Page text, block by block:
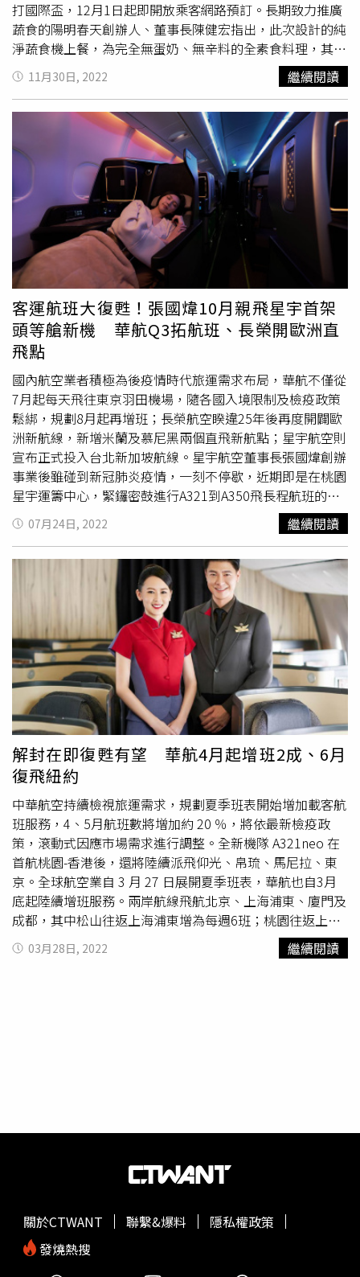
成或完成升級的旅遊設施，為香港的旅遊元素增添色彩，從
西九文化區的M+、香港故宮文化博物館，到第六代山頂纜
車、海洋公園水上樂園、迪士尼樂園全新多媒體夜間城堡匯
演—「迪士尼星夢光影之旅」，以及全面提升的維港海濱設
施及其他旅遊體驗等，相信能帶給旅客煥然一新的感覺。而
香港今年還預計舉辦超過250個不同主題的大型盛事和節日
活動，包括香港馬拉松、Clockenflap音樂節、巴塞爾香港
展會（Art Basel）、博物館高峰論壇、香港國際七人欖球
賽、香港美酒佳餚巡禮及香港跨年倒數等，展示香港的多元
魅力。有關「Hello Hong Kong」活動詳情，可上旅發局網
頁（www.discoverhongkong.com）查詢。東京晴空塔是
遊客造訪東京的熱門打卡點。（圖／©TCVB提供）另一方
面，中華航空與TokyoTokyo則聯手出招，只要購買中華航
空的東京機票，即有機會獲得東京機票乙張或TokyoTokyo
原創限定開運好禮！將日本航線列為重點主力的華航，繼與
高檔餐廳東京「燈燈庵」合作，將日本宴請貴客最具代表性
的會席料理搬上豪華商務艙、商務艙之後，再接再厲與東京
都合作，推出「買機票送機票」的優惠活動。華航這次與東
京旅遊形象品牌「TokyoTokyo」攜手，凡於即日起～2/28
期間下單東京機票且完成付款開票，即有機會抽到特獎「東
京來回經濟艙機票乙張」，還有多款精緻限定好禮送給買機
票遊東京的朋友，包括頭獎5名，獲贈TokyoTokyo東京傳統
工藝「江戶切子玻璃杯」；二獎10名，贈送TokyoTokyo東
京傳統工藝「江戸木目込木偶招財貓」；三獎25名，可獲
TokyoTokyo東京傳統工藝「江戶小紋零錢包」。活動詳情
可參考相關網址（https://www.ci-
tokyo.com/campaign/2023/），預計於活動結束後於3/10
前統一抽出並另行以Email或電話通知得獎人。
打國際盃，12月1日起即開放乘客網路預訂。長期致力推廣
蔬食的陽明春天創辦人、董事長陳健宏指出，此次設計的純
淨蔬食機上餐，為完全無蛋奶、無辛料的全素食料理，其中
還使用兩款植物肉品牌OMNI（香港社企Green Monday）
與NEO Foods（大成），希望藉己之力能擴大企業影響
力，讓生活中實踐蔬食永續更加容易，將善待地球環境想法
傳遞給更多人。華航空中商用品供應營銷處處長曹志芬表
示，華航持續力行「永續、環保、在地」精神，推出蔬食機
上餐多年來從大數據觀察點餐率增進到14%，且世界蔬食風
潮也非常盛行，因此主動邀請陽明春天共同推出系列機上獨
家料理「空中旅人純淨蔬食」，餐點將自 12 月 1 日起上
線。華航空中商用品供應營銷處處長曹志芬（左）、陽明春
天創辦人、董事長陳健宏（左二）共同主持「空中旅人純淨
蔬食」機上餐發表會。（圖／李蕙璇攝）有別於以往的東方
素食餐點，台灣地區出發的全艙等旅客皆能品嚐純淨蔬食米
其林綠星料理，豪華商務艙／商務艙、豪華經濟艙旅客可藉
由網路獨享餐或中式素食（VOML）預訂；經濟艙旅客則透
過特別餐中式素食（VOML）預訂。「空中旅人純淨蔬食」
餐點將自 12 月 1 日起上線，
合沙拉揭開序幕，包含特製水果莎莎山藥細麵、黑豆胡麻秋
葵、松子味噌黃瓜及橙蜜香蘋石蓮花等繽紛前菜；主菜打破
以往中式素食料理烹調思維，以松露炊飯搭配法式芥子醬新
魚排，淺嚐入口回味無窮；湯品則是精選十多種珍貴中藥材
熬煮而成的首烏養生湯。豪華經濟艙以水果莎莎松子味噌黃
瓜與橙蜜香蘋秋葵為前菜，搭配經濟艙四種隨機主菜如紅醬
植物肉貝殼麵、白醬植物排藜麥飯、咖哩杏鮑菇燴飯及紅燒
植物肉薑黃飯。華航機上提供多元化的餐飲服務，除全新上
線的「空中旅人純淨蔬食」（中式素食-VOML）外，尚有西
方素食、西式乳蛋類素食、印度素食、水果餐、嬰幼兒餐及
各式調養餐等多達20種特別餐點，旅客可依宗教、健康或嬰
幼兒等特殊需求選用。
11月30日, 2022 繼續閱讀
客運航班大復甦！張國煒10月親飛星宇首架
頭等艙新機 華航Q3拓航班、長榮開歐洲直
飛點
國內航空業者積極為後疫情時代旅運需求布局，華航不僅從
7月起每天飛往東京羽田機場，隨各國入境限制及檢疫政策
鬆綁，規劃8月起再增班；長榮航空睽違25年後再度開闢歐
洲新航線，新增米蘭及慕尼黑兩個直飛新航點；星宇航空則
宣布正式投入台北新加坡航線。星宇航空董事長張國煒創辦
事業後雖碰到新冠肺炎疫情，一刻不停歇，近期即是在桃園
星宇運籌中心，緊鑼密鼓進行A321到A350飛長程航班的轉
型訓練，預計今年10月交機，飛回台灣第一架配備頭等艙新
機。星宇航空已於7月中迎來第9架 A321neo 新機，
A330neo今年底前將再交付2架，並隨著新加坡邊境開放及
旅運需求提升，28日起規劃以A330neo廣體客機執飛台北-
新加坡航線，更將於8月份起由每周3班增加為每周二、三、
四、六共4班。星宇航空執行長翟健華表示，看好下半年旅
遊需求可大幅成長，將陸續新增廣體客機A330neo 執飛航
線及各航線增班，新加坡向來為商務客及家庭親子客熱門航
點，目前有兩架A330neo執飛曼谷及胡志明市航線，8月份
也計劃飛航大阪、檳城、曼谷、吉隆坡、胡志明市、馬尼拉
及新加坡航點增班，配合逐漸回溫機位需求。華航已於7月
起恢復豪華商務艙
、商務艙旅客獨享菜單服務，於班機起飛
前21天至 24 小時登入官網或手機 APP 的行程管理服務進行
預選，就能擁有隱藏版獨享菜單，僅供網上預訂的超值服
務。（圖／中華航空提供）華航（2610）董事長謝世謙在
今年5月股東會後，就曾跟媒體說「現在面對解封後，民眾
悶了二年多，虎航的促銷熱烈反應還出現當機，這是一個訊
號」，如今華航頻頻宣布增加航班消息，A321neo客機陸續
投入營運，今年將再引進4架新機，且全面強化運能規劃
8、9 月再增班，第三季客運航班將再增加4 成，每周提供
超過 150 班的客運來回航班，華航已摩拳擦掌準備迎接指
揮中心開放入境人數帶來的旅運高峰。華航表示，以東北亞
航線來說，7月起以最新客機 A321neo 天天1班飛航台北松
山往返東京羽田航線，東京成田、大阪、名古屋、福岡等航
門，8月起北京及成都增為每周2班，桃園往返浦東增為每周
長程航線也完整佈署，北美航線飛航美國洛杉磯、安大略、
舊金山、紐約及加拿大溫哥華，8 月起安大略增為每周2
地區載客服務；舊金山增加為每周5班，溫哥華則增為每周3
班。歐洲航線則有德國法蘭克福增為每周 4 班，荷蘭阿姆斯
07月24日, 2022 繼續閱讀
解封在即復甦有望 華航4月起增班2成、6月
復飛紐約
中華航空持續檢視旅運需求，規劃夏季班表開始增加載客航
班服務，4、5月航班數將增加約 20 ％，將依最新檢疫政
策，滾動式因應市場需求進行調整。全新機隊 A321neo 在
首航桃園-香港後，還將陸續派飛仰光、帛琉、馬尼拉、東
京。全球航空業自 3 月 27 日展開夏季班表，華航也自3月
底起陸續增班服務。兩岸航線飛航北京、上海浦東、廈門及
成都，其中松山往返上海浦東增為每週6班；桃園往返上海
浦東增為每週5班；高雄往返上海浦東增為每週3班；香港航
線則增為每週5班載客服務。東南亞航線4月起泰國曼谷增為
遊旅客。北美航線5月中旬起美國洛杉磯增為每週4班，搭配
溫哥華則自5月起增為每週1班；6月起再新增紐約航線服
務。歐洲航線包含德國法蘭克福、荷蘭阿姆斯特丹、英國倫
敦等航點提供穩定載客航班，另將新增奧地利維也納航線服
務。大洋洲布局涵蓋紐澳，澳洲航線包括雪梨、布里斯本、
墨爾本三個航點每週1班載客服務，另直飛紐西蘭奧克蘭每
03月28日, 2022 繼續閱讀
關於CTWANT 聯繫&爆料
隱私權政策
發燒熱搜